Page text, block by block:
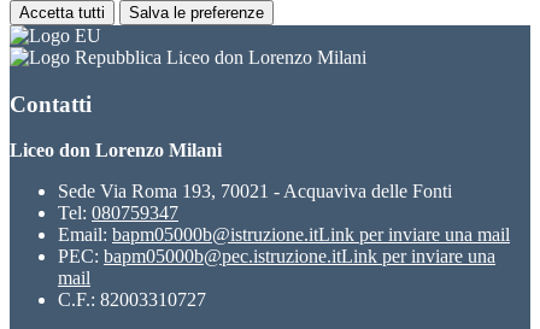
Accetta tutti Salva le preferenze
Liceo don Lorenzo Milani
Contatti
Liceo don Lorenzo Milani
Sede Via Roma 193, 70021 - Acquaviva delle Fonti
Tel: 080759347
Email: bapm05000b@istruzione.itLink per inviare una mail
PEC: bapm05000b@pec.istruzione.itLink per inviare una
mail
C.F.: 82003310727